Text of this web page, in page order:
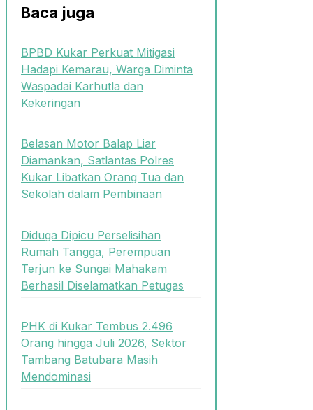
Baca juga
BPBD Kukar Perkuat Mitigasi
Hadapi Kemarau, Warga Diminta
Waspadai Karhutla dan
Kekeringan
Belasan Motor Balap Liar
Diamankan, Satlantas Polres
Kukar Libatkan Orang Tua dan
Sekolah dalam Pembinaan
Diduga Dipicu Perselisihan
Rumah Tangga, Perempuan
Terjun ke Sungai Mahakam
Berhasil Diselamatkan Petugas
PHK di Kukar Tembus 2.496
Orang hingga Juli 2026, Sektor
Tambang Batubara Masih
Mendominasi